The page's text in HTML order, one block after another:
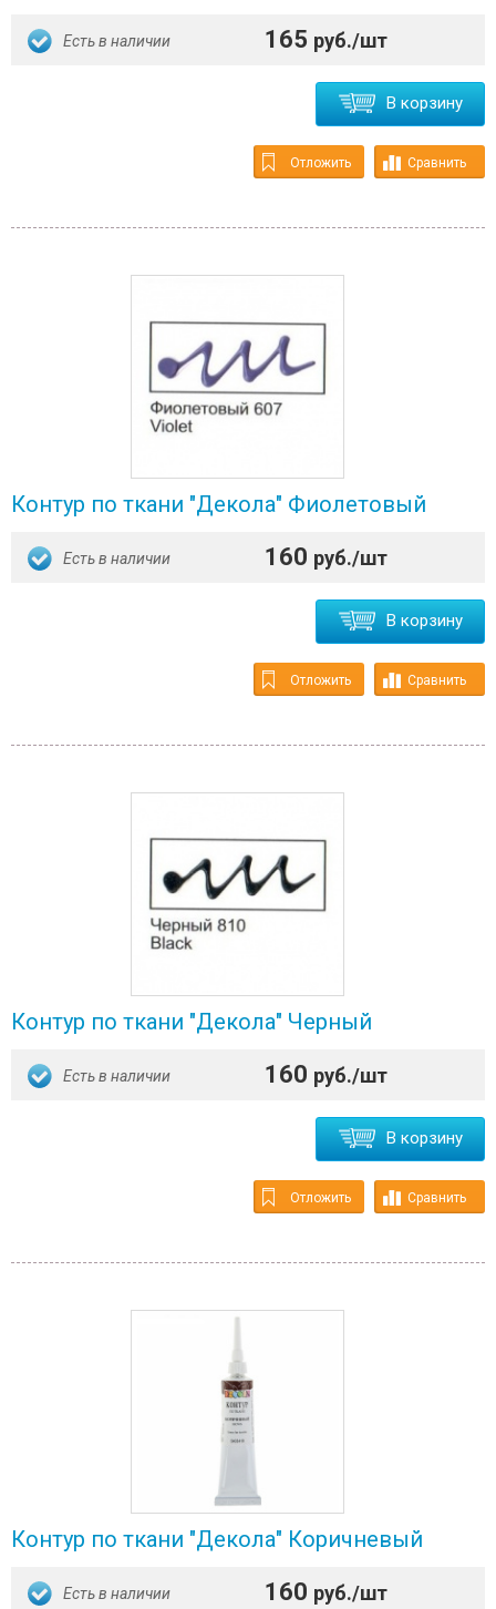
Есть в наличии 165 руб./шт
В корзину
Отложить Сравнить
Контур по ткани "Декола" Фиолетовый
Есть в наличии 160 руб./шт
В корзину
Отложить Сравнить
Контур по ткани "Декола" Черный
Есть в наличии 160 руб./шт
В корзину
Отложить Сравнить
Контур по ткани "Декола" Коричневый
Есть в наличии 160 руб./шт